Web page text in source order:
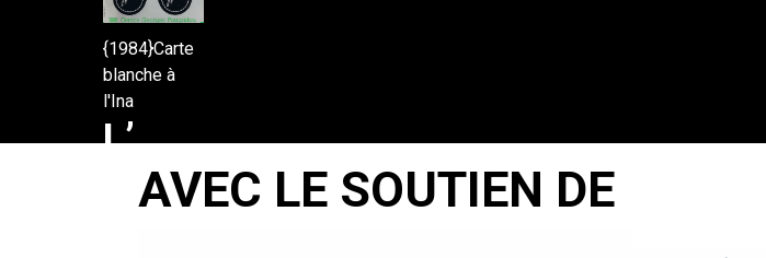
{1984}Carte
blanche à
l'Ina
L’
IRLANDE
AVEC LE SOUTIEN DE